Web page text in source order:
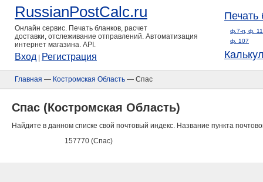
RussianPostCalc.ru
Онлайн сервис. Печать бланков, расчет
доставки, отслеживание отправлений. Автоматизация
интернет магазина. API.
Вход Регистрация
Печать
ф.7-п, ф.
ф. 107
Главная — Костромская Область — Спас
Спас (Костромская Область)
Найдите в данном списке свой почтовый индекс. Название пункта
157770 (Спас)